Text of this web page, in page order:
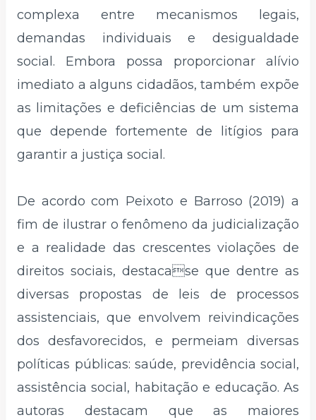
complexa entre mecanismos legais,
demandas individuais e desigualdade
social. Embora possa proporcionar alívio
imediato a alguns cidadãos, também expõe
as limitações e deficiências de um sistema
que depende fortemente de litígios para
garantir a justiça social.
De acordo com Peixoto e Barroso (2019) a
fim de ilustrar o fenômeno da judicialização
e a realidade das crescentes violações de
direitos sociais, destacase que dentre as
diversas propostas de leis de processos
assistenciais, que envolvem reivindicações
dos desfavorecidos, e permeiam diversas
políticas públicas: saúde, previdência social,
assistência social, habitação e educação. As
autoras destacam que as maiores